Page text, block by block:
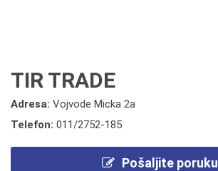
TIR TRADE
Adresa: Vojvode Micka 2a
Telefon: 011/2752-185
Pošaljite poruku